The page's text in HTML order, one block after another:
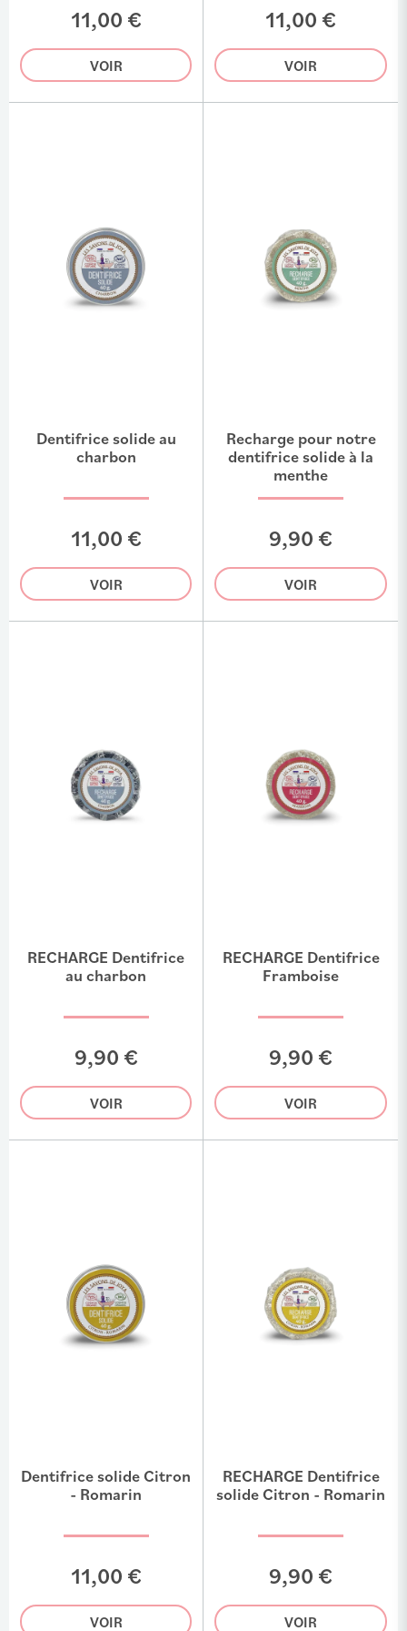
11,00 €
VOIR
11,00 €
VOIR
Dentifrice solide au
charbon
11,00 €
VOIR
Recharge pour notre
dentifrice solide à la
menthe
9,90 €
VOIR
RECHARGE Dentifrice
au charbon
9,90 €
VOIR
RECHARGE Dentifrice
Framboise
9,90 €
VOIR
Dentifrice solide Citron
- Romarin
11,00 €
VOIR
RECHARGE Dentifrice
solide Citron - Romarin
9,90 €
VOIR